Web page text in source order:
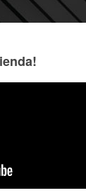
hugely.helpful
engine lights on.